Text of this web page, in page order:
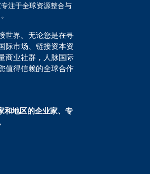
注于全球资源整合与
世界。无论您是在寻
际市场、链接资本资
商业社群，人脉国际
值得信赖的全球合作
和地区的企业家、专